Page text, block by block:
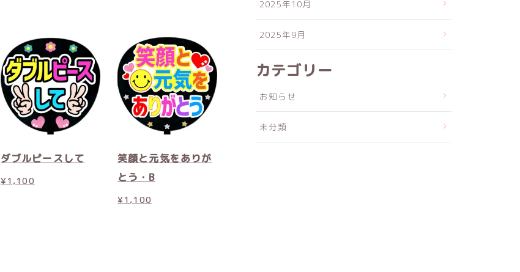
ダブルピースして
¥ 1,100
笑顔と元気をありが
とう・B
¥ 1,100
2025年10月
2025年9月
カテゴリー
お知らせ
未分類